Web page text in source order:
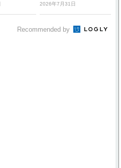
2026年7月31日
Recommended by